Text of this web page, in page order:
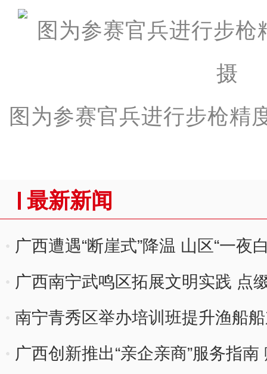
图为参赛官兵进行步枪精
最新新闻
广西遭遇“断崖式”降温 山区“一夜
广西南宁武鸣区拓展文明实践 点
南宁青秀区举办培训班提升渔船
广西创新推出“亲企亲商”服务指